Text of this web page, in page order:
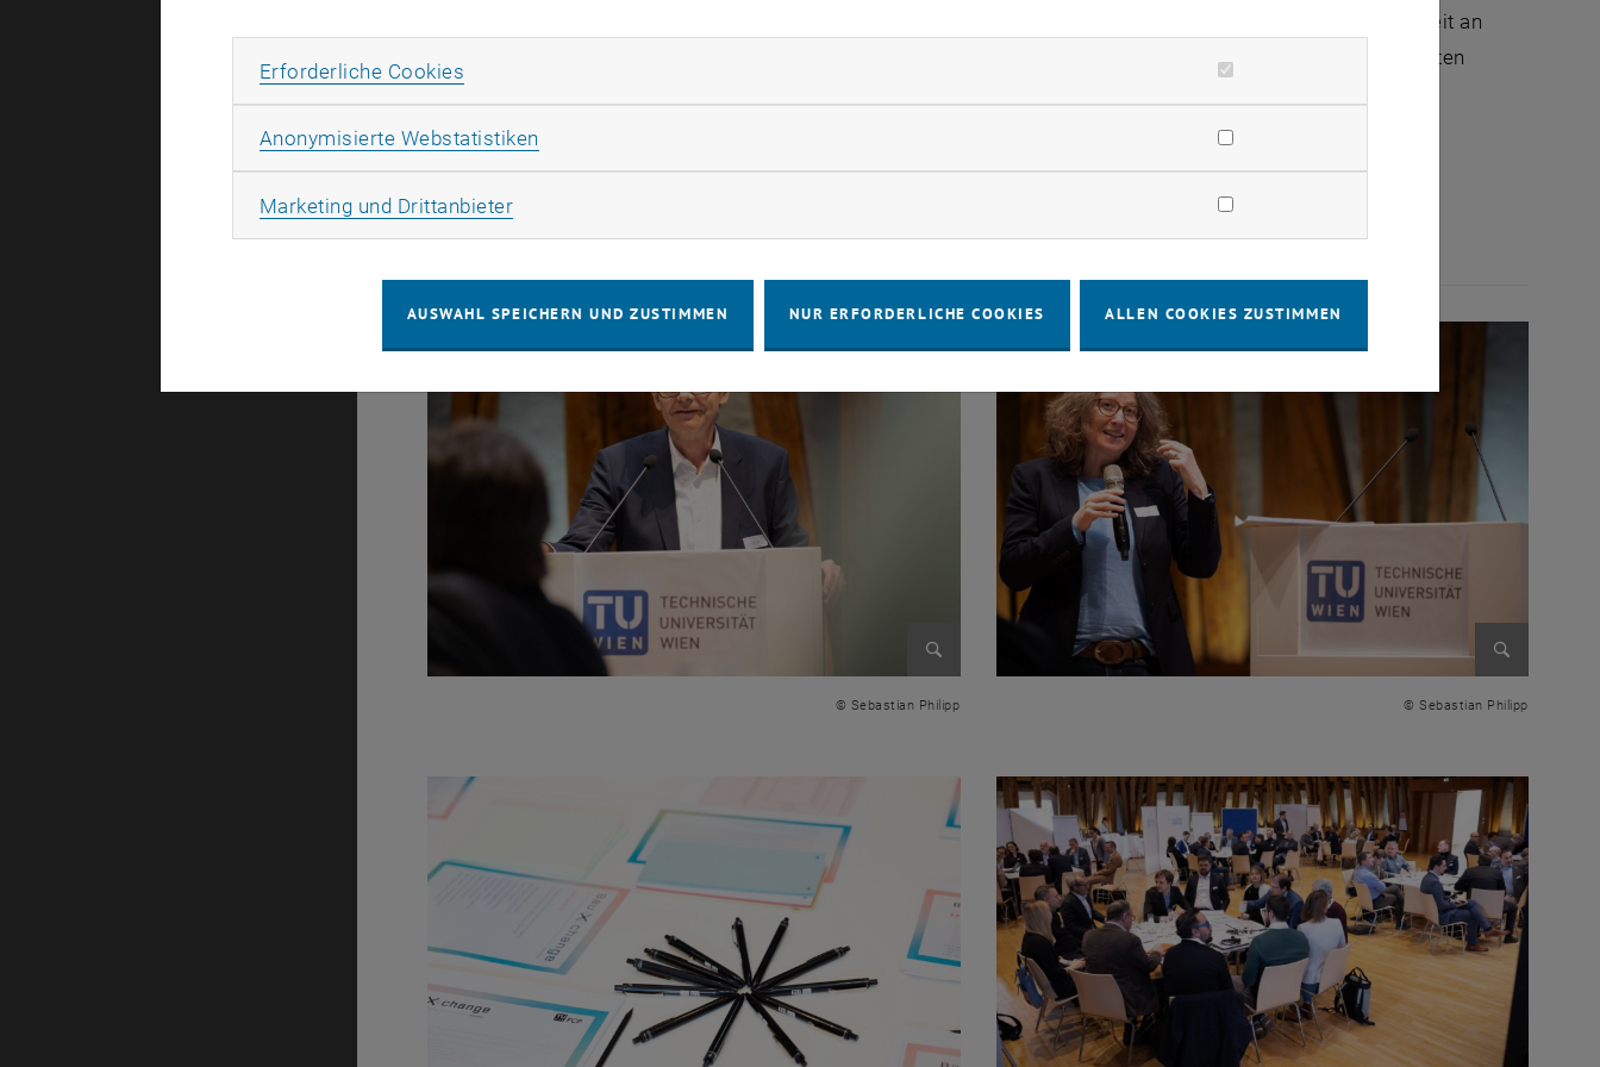
Herausforderung, sondern auch eine Chance ist. Die Bereitschaft zur Veränderung und die gemeinsame Arbeit an
innovativen Lösungen sind der Schlüssel zur Gestaltung einer nachhaltigen, effizienten und zukunftsorientierten
Bauindustrie.
Bericht:Oleksandr Melnyk, MSc
© Sebastian Philipp © Sebastian Philipp
Erforderliche Cookies
Anonymisierte Webstatistiken
Marketing und DrittanbieterMarketing Cookies zulassen
AUSWAHL SPEICHERN UND ZUSTIMMEN NUR ERFORDERLICHE COOKIES ALLEN COOKIES ZUSTIMMEN